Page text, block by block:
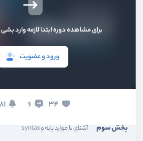
برای مشاهده دوره ابتدا لازمه وارد
ورود و عضویت
34
6
81 نصب و راه‌اندازی
بخش سوم آشنای با موارد پایه و syntax